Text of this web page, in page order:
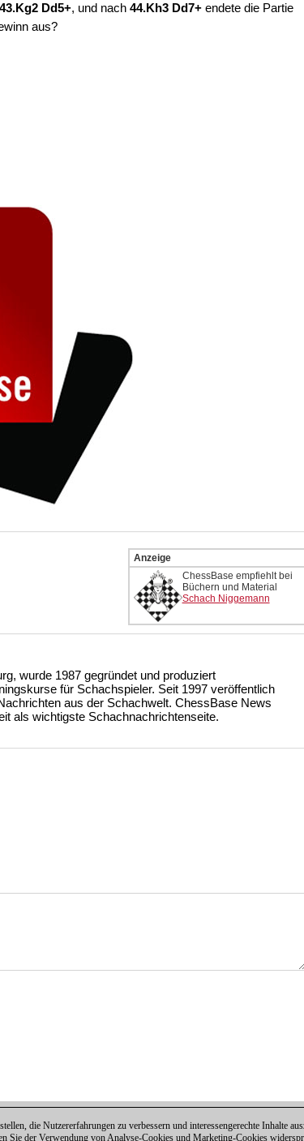
Dd5+, und nach 44.Kh3 Dd7+ endete die Partie
aus?
Anzeige
ChessBase empfiehlt bei
Büchern und Material
Schach Niggemann
wurde 1987 gegründet und produziert
für Schachspieler. Seit 1997 veröffentlich
aus der Schachwelt. ChessBase News
als wichtigste Schachnachrichtenseite.
die Nutzererfahrungen zu verbessern und interessengerechte Inhalte
Sie der Verwendung von Analyse-Cookies und Marketing-Cookies